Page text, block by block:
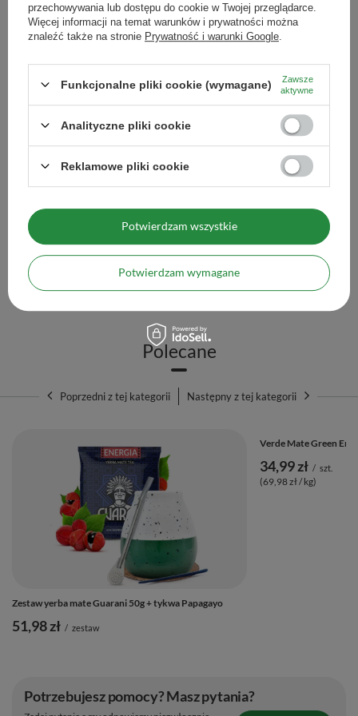
Yerba Mate GUARANI Elaborada 2x500g = 1kg
45,90 zł
(45,90 zł / kg)
Polecane
Poprzedni z tej kategorii Następny z tej kategorii
Zestaw yerba mate Guarani 50g + tykwa Papagayo
51,98 zł / zestaw
Verde Mate Green
34,99 zł / szt.
(69,98 zł / kg)
Potrzebujesz pomocy? Masz pytania?
przechowywania lub dostępu do cookie w Twojej przeglądarce.
Więcej informacji na temat warunków i prywatności można
znaleźć także na stronie Prywatność i warunki Google
Funkcjonalne pliki cookie (wymagane)
Zawsze
aktywne
Analityczne pliki cookie
Reklamowe pliki cookie
Potwierdzam wymagane
Potwierdzam wszystkie